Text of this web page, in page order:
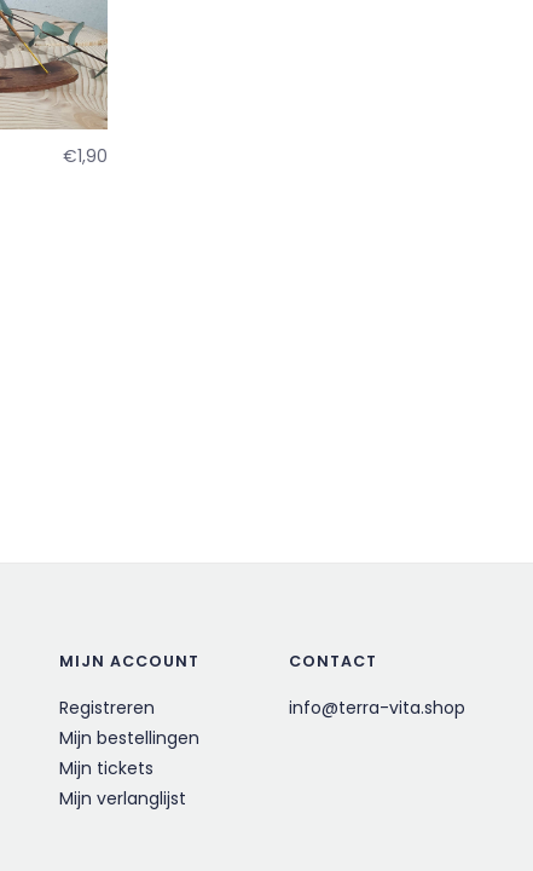
€1,90
MIJN ACCOUNT
Registreren
Mijn bestellingen
Mijn tickets
Mijn verlanglijst
CONTACT
info@terra-vita.shop